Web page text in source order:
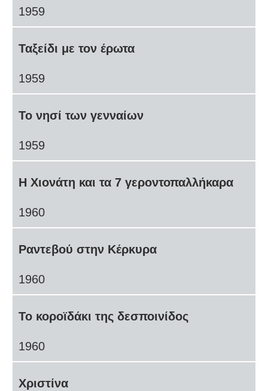
1959
Ταξείδι με τον έρωτα
1959
Το νησί των γενναίων
1959
Η Χιονάτη και τα 7 γεροντοπαλλήκαρα
1960
Ραντεβού στην Κέρκυρα
1960
Το κοροϊδάκι της δεσποινίδος
1960
Χριστίνα